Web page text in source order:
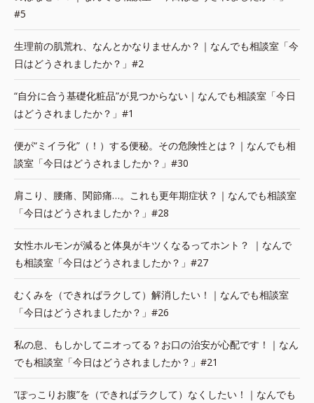
#5
生理前の肌荒れ、なんとかなりませんか？｜なんでも相談室「今
日はどうされましたか？」#2
“自分に合う基礎化粧品”が見つからない｜なんでも相談室「今日
はどうされましたか？」#1
便が“ミイラ化”（！）する便秘。その危険性とは？｜なんでも相
談室「今日はどうされましたか？」#30
肩こり、腰痛、関節痛…。これも更年期症状？｜なんでも相談室
「今日はどうされましたか？」#28
女性ホルモンが減ると体臭がキツくなるってホント？ ｜なんで
も相談室「今日はどうされましたか？」#27
むくみを（できればラクして）解消したい！｜なんでも相談室
「今日はどうされましたか？」#26
私の息、もしかしてニオってる？お口の治安が心配です！｜なん
でも相談室「今日はどうされましたか？」#21
“ぽっこりお腹”を（できればラクして）なくしたい！｜なんでも